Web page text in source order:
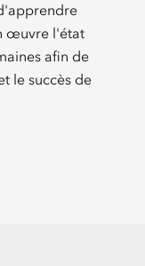
œuvre l'état
afin de
le succès de